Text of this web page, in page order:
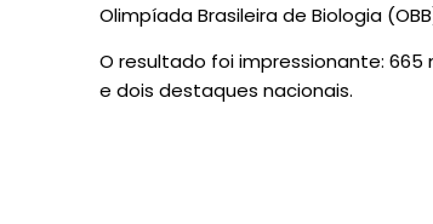
Olimpíada Brasileira de Biologia
O resultado foi impressionante:
e dois destaques nacionais.